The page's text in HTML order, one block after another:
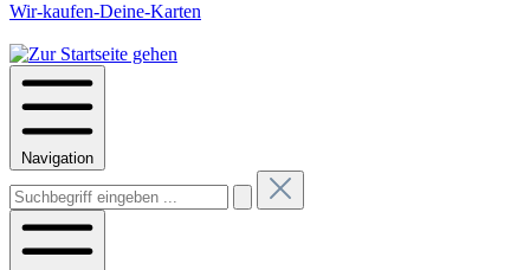
Wir-kaufen-Deine-Karten
Navigation